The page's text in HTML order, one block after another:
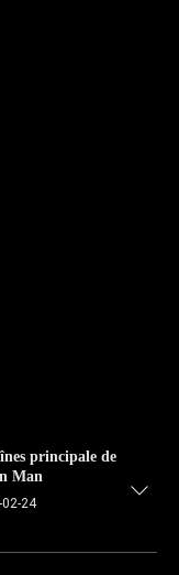
principale de
Man
24